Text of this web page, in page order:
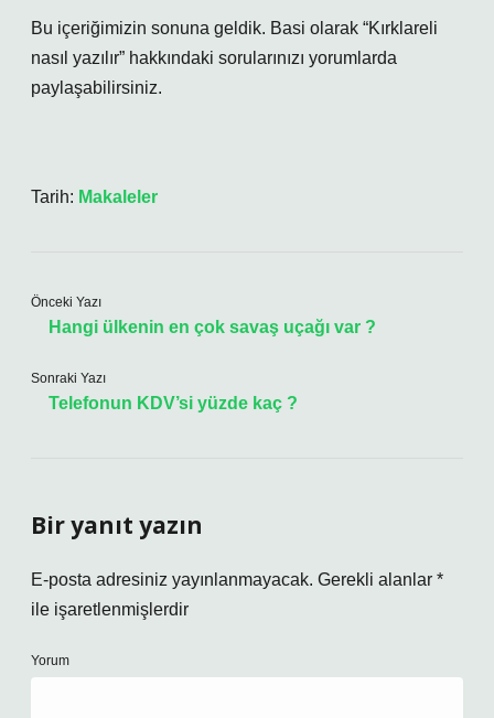
Bu içeriğimizin sonuna geldik. Basi olarak “Kırklareli
nasıl yazılır” hakkındaki sorularınızı yorumlarda
paylaşabilirsiniz.
Tarih: Makaleler
Önceki Yazı
Hangi ülkenin en çok savaş uçağı var ?
Sonraki Yazı
Telefonun KDV’si yüzde kaç ?
Bir yanıt yazın
E-posta adresiniz yayınlanmayacak. Gerekli alanlar *
ile işaretlenmişlerdir
Yorum